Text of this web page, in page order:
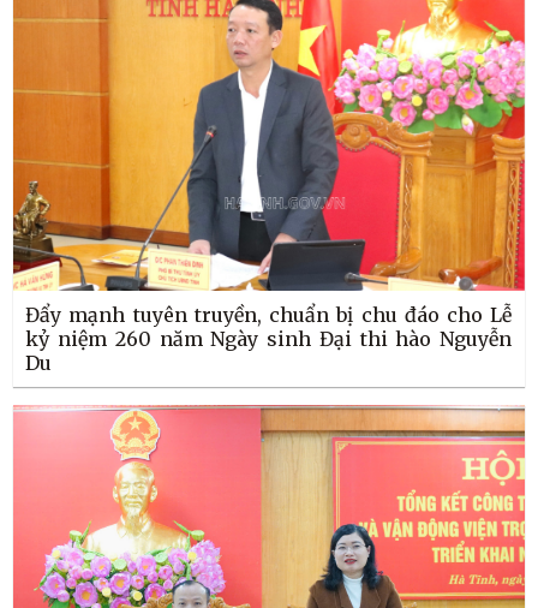
Đẩy mạnh tuyên truyền, chuẩn bị chu đáo cho Lễ
kỷ niệm 260 năm Ngày sinh Đại thi hào Nguyễn
Du